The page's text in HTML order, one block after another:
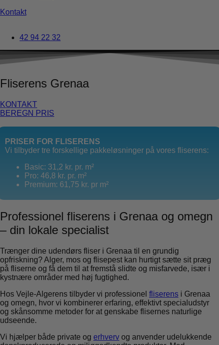
Kontakt
42 94 22 32
Fliserens Grenaa
KONTAKT
BEREGN PRIS
PRISER FOR FLISERENS
Vi tilbyder tre forskellige pakkeløsninger på vores fliserens:
Basic: 31,2 kr. pr. m²
Pro: 46,8 kr. pr. m²
Premium: 61,75 kr. pr m²
Professionel fliserens i Grenaa og omegn
– din lokale specialist
Trænger dine udendørs fliser i Grenaa til en grundig
opfriskning? Alger, mos og flisepest kan hurtigt sætte sit præg
på fliserne og få dem til at fremstå slidte og misfarvede, især i
kystnære områder med høj fugtighed.
Hos Vejle-Algerens tilbyder vi professionel fliserens i Grenaa
og omegn, hvor vi kombinerer erfaring, effektivt specialudstyr
og skånsomme metoder for at genskabe flisernes naturlige
udseende.
Vi hjælper både private og erhverv og anvender udelukkende